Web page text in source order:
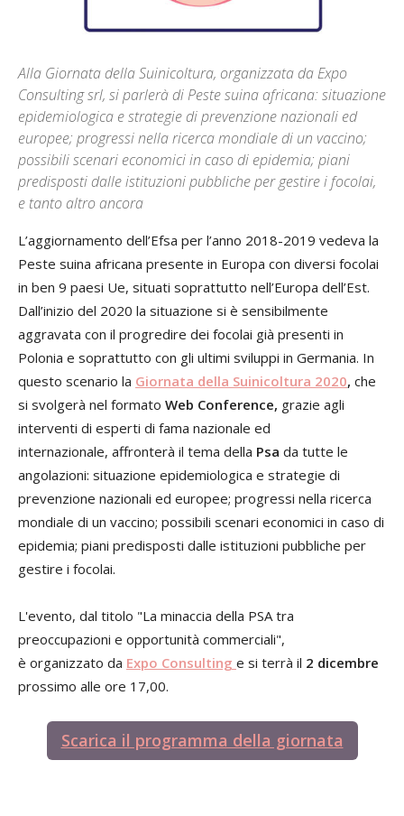
Alla Giornata della Suinicoltura, organizzata da Expo
Consulting srl, si parlerà di Peste suina africana: situazione
epidemiologica e strategie di prevenzione nazionali ed
europee; progressi nella ricerca mondiale di un vaccino;
possibili scenari economici in caso di epidemia; piani
predisposti dalle istituzioni pubbliche per gestire i focolai,
e tanto altro ancora
L’aggiornamento dell’Efsa per l’anno 2018-2019 vedeva la
Peste suina africana presente in Europa con diversi focolai
in ben 9 paesi Ue, situati soprattutto nell’Europa dell’Est.
Dall’inizio del 2020 la situazione si è sensibilmente
aggravata con il progredire dei focolai già presenti in
Polonia e soprattutto con gli ultimi sviluppi in Germania. In
questo scenario la Giornata della Suinicoltura 2020, che
si svolgerà nel formato Web Conference, grazie agli
interventi di esperti di fama nazionale ed
internazionale, affronterà il tema della Psa da tutte le
angolazioni: situazione epidemiologica e strategie di
prevenzione nazionali ed europee; progressi nella ricerca
mondiale di un vaccino; possibili scenari economici in caso di
epidemia; piani predisposti dalle istituzioni pubbliche per
gestire i focolai.
L'evento, dal titolo "La minaccia della PSA tra
preoccupazioni e opportunità commerciali",
è organizzato da Expo Consulting e si terrà il 2 dicembre
prossimo alle ore 17,00.
Scarica il programma della giornata